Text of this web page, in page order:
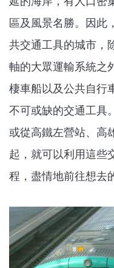
區及風景名勝。因此
共交通工具的城市，
軸的大眾運輸系統之
棲車船以及公共自行
不可或缺的交通工具
或從高鐵左營站、高
起，就可以利用這些
程，盡情地前往想去